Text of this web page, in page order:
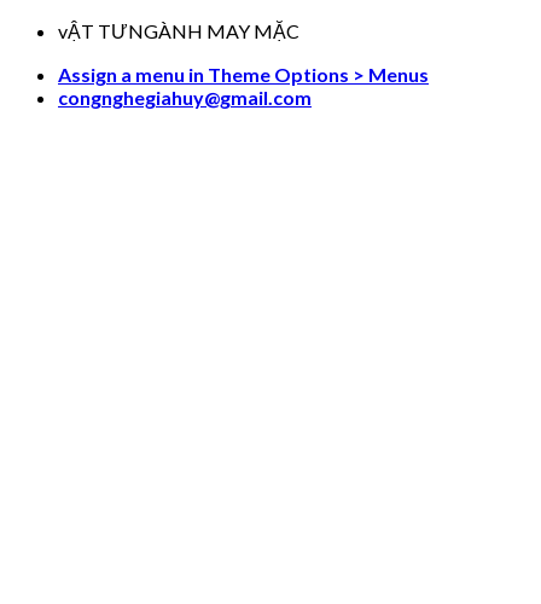
Skip
content
vẬT TƯNGÀNH MAY MẶC
Assign a menu in Theme Options > Menus
congnghegiahuy@gmail.com